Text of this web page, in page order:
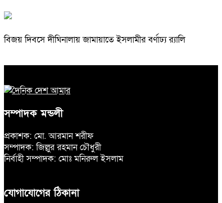
বিজয় দিবসে দীঘিনালায় জামায়াতে ইসলামীর বর্ণাঢ্য র‍্যালি
সম্পাদক মন্ডলী
প্রকাশক: মো. আরমান শরীফ
সম্পাদক: জিল্লুর রহমান চৌধুরী
নির্বাহী সম্পাদক: মোঃ মনিরুল ইসলাম
যোগাযোগের ঠিকানা